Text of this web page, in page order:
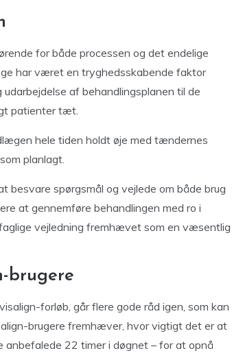
for både processen og det endelige
har været en tryghedsskabende faktor
af behandlingsplanen til de
patienter tæt.
hele tiden holdt øje med tændernes
planlagt.
besvare spørgsmål og vejlede om både brug
at gennemføre behandlingen med ro i
vejledning fremhævet som en væsentlig
brugere
forløb, går flere gode råd igen, som kan
brugere fremhæver, hvor vigtigt det er at
22 timer i døgnet – for at opnå